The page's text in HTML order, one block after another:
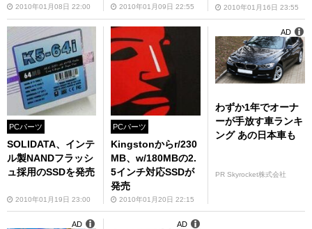
2010年01月08日 22:00 2010年01月09日 22:55 2010年01月16日 23:55
PCパーツ
SOLIDATA、インテ
ル製NANDフラッシ
ュ採用のSSDを発売
2010年01月19日 23:00
PCパーツ
Kingstonからr/230
MB、w/180MBの2.
5インチ対応SSDが
発売
2010年01月20日 22:15
わずか1年でオーナ
ーが手放す車ランキ
ング あの日本車も
PR Skyrocket株式会社
AD
AD AD